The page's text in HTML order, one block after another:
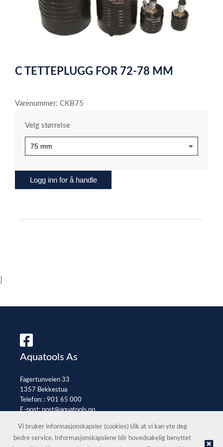
item
of
C TETTEPLUGG FOR 72-78 MM
Varenummer: CKB75
Velg størrelse
Logg inn for å handle
}
Aquatools As
Fagertunveien 33
1357 Bekkestua
Telefon: : 901 65 000
E-post:post@aquatools.no
Vi bruker informasjonskapsler (cookies) slik at vi kan yte deg
bedre service. Informasjonskapslene blir hovedsakelig benyttet